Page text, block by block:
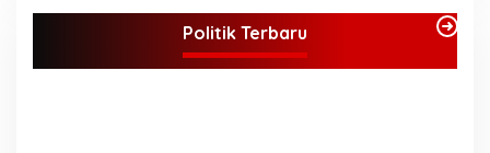
Bupati (Mus).
Politik Terbaru
Wakil Bupati Merangin Terpilih
7 Februari 2025